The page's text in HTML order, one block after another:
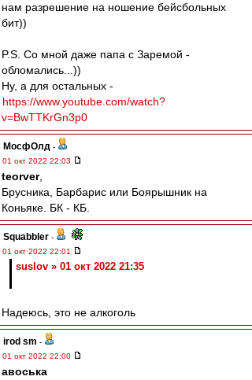
нам разрешение на ношение бейсбольных
бит))
P.S. Со мной даже папа с Заремой -
обломались...))
Ну, а для остальных -
https://www.youtube.com/watch?
v=BwTTKrGn3p0
МосфОлд -
01 окт 2022 22:03
teorver,
Брусника, Барбарис или Боярышник на
Коньяке. БК - КБ.
Squabbler -
01 окт 2022 22:01
suslov » 01 окт 2022 21:35
Надеюсь, это не алкоголь
irod sm -
01 окт 2022 22:00
авоська